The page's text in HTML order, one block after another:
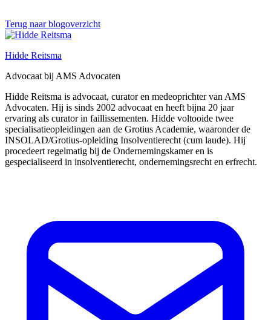
Terug naar blogoverzicht
Hidde Reitsma
Advocaat bij AMS Advocaten
Hidde Reitsma is advocaat, curator en medeoprichter van AMS
Advocaten. Hij is sinds 2002 advocaat en heeft bijna 20 jaar
ervaring als curator in faillissementen. Hidde voltooide twee
specialisatieopleidingen aan de Grotius Academie, waaronder de
INSOLAD/Grotius-opleiding Insolventierecht (cum laude). Hij
procedeert regelmatig bij de Ondernemingskamer en is
gespecialiseerd in insolventierecht, ondernemingsrecht en erfrecht.